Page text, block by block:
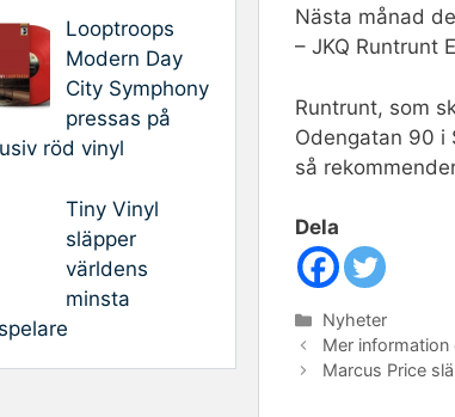
Nästa månad
– JKQ Runtrunt
Runtrunt, som
Odengatan 90 i
så
Dela
Kategorier
Nyheter
Mer information
Marcus Price
Looptroops
Modern Day
City Symphony
pressas på
röd vinyl
Tiny Vinyl
släpper
världens
minsta